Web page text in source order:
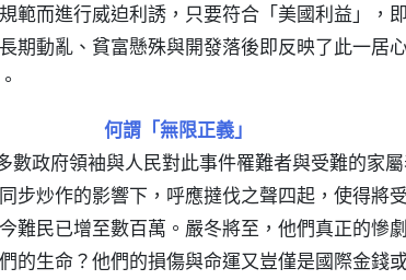
範而進行威迫利誘，只要符合「美國利益」，
期動亂、貧富懸殊與開發落後即反映了此一居
何謂「無限正義」
數政府領袖與人民對此事件罹難者與受難的家
步炒作的影響下，呼應撻伐之聲四起，使得將
難民已增至數百萬。嚴冬將至，他們真正的慘
的生命？他們的損傷與命運又豈僅是國際金錢